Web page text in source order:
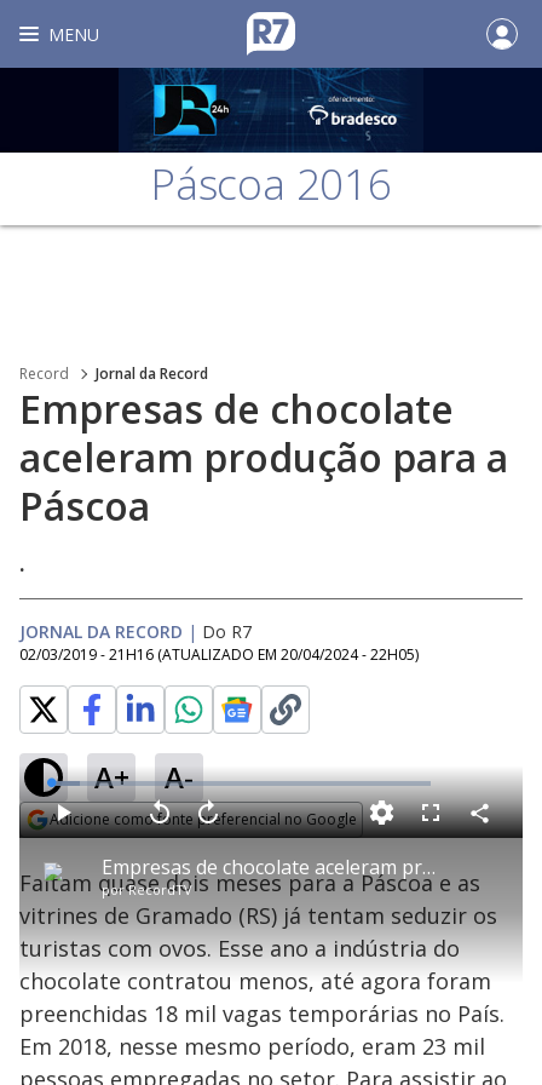
MENU
Páscoa 2016
Record Jornal da Record
Empresas de chocolate
aceleram produção para a
Páscoa
.
JORNAL DA RECORD | Do R7
02/03/2019 - 21H16 (ATUALIZADO EM 20/04/2024 - 22H05)
A+ A-
Adicione como fonte preferencial no Google
P
l
a
Empresas de chocolate aceleram produção para a Páscoa
porRecordTV
P V
t
r
0
e
g
n
d
o
A
a
n
ç
a
1
s
e
u
n
d
o
s
L
o
a
d
e
.
7
2
%
F
l
s
c
e
n
C
o
i
l
Faltam quase dois meses para a Páscoa e as
vitrines de Gramado (RS) já tentam seduzir os
turistas com ovos. Esse ano a indústria do
chocolate contratou menos, até agora foram
preenchidas 18 mil vagas temporárias no País.
Em 2018, nesse mesmo período, eram 23 mil
pessoas empregadas no setor. Para assistir ao